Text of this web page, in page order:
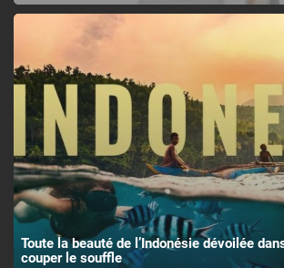
Toute la beauté de l’Indonésie dévoilée
couper le souffle